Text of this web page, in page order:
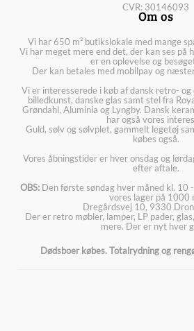
CVR: 30146093
Om os
Vi har 650 m² butikslokale med mange
Vi har meget mere end det, der kan ses på
er en oplevelse og
Der kan betales med mobilpay og
Vi er interesserede i køb af dansk retro- og
billedkunst, danske glas samt stel fra
Grøndahl, Aluminia og Lyngby. Dansk
har også vores
Guld, sølv og sølvplet, gammelt legetøj
købes også.
Vores åbningstider er hver onsdag og
efter aftale.
OBS: Den første søndag hver måned kl. 10
vores lager på 1000
Dregårdsvej 10, 9330
Der er retro møbler, lamper, LP pader,
mere. Der er nyt hver
Dødsboer købes. Totalrydning og